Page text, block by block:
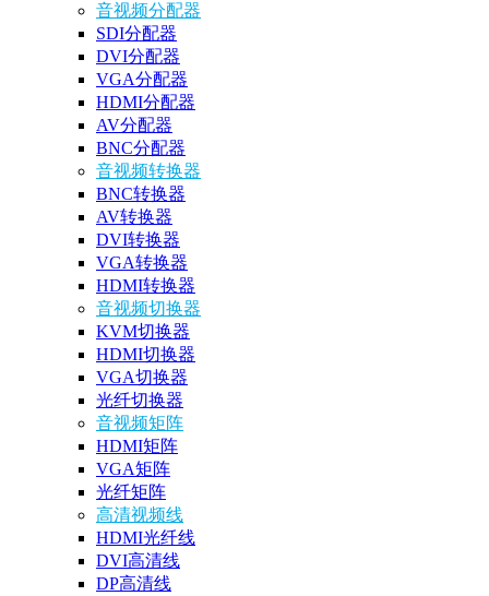
音视频分配器
SDI分配器
DVI分配器
VGA分配器
HDMI分配器
AV分配器
BNC分配器
音视频转换器
BNC转换器
AV转换器
DVI转换器
VGA转换器
HDMI转换器
音视频切换器
KVM切换器
HDMI切换器
VGA切换器
光纤切换器
音视频矩阵
HDMI矩阵
VGA矩阵
光纤矩阵
高清视频线
HDMI光纤线
DVI高清线
DP高清线